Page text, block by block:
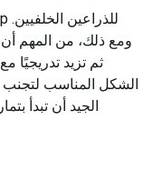
ومع ذلك، من المهم
ثم تزيد تدريجيًا
الشكل المناسب لتجنب
الجيد أن تبدأ